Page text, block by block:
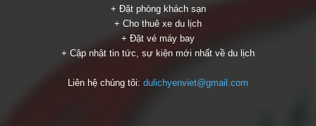
+ Đặt phòng khách sạn
+ Cho thuê xe du lịch
+ Đặt vé máy bay
+ Cập nhật tin tức, sự kiện mới nhất về du lịch
Liên hệ chúng tôi: dulichyenviet@gmail.com